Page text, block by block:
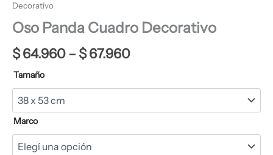
Decorativo
Oso Panda Cuadro Decorativo
$64.960– $67.960
Tamaño
Marco